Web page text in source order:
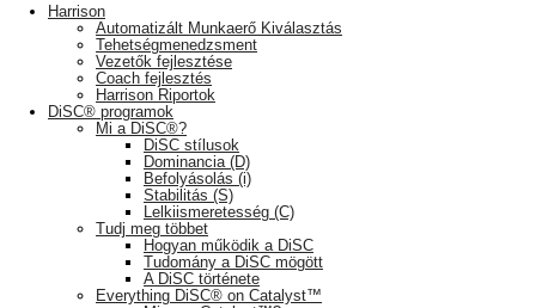
Harrison
Automatizált Munkaerő Kiválasztás
Tehetségmenedzsment
Vezetők fejlesztése
Coach fejlesztés
Harrison Riportok
DiSC® programok
Mi a DiSC®?
DiSC stílusok
Dominancia (D)
Befolyásolás (i)
Stabilitás (S)
Lelkiismeretesség (C)
Tudj meg többet
Hogyan működik a DiSC
Tudomány a DiSC mögött
A DiSC története
Everything DiSC® on Catalyst™